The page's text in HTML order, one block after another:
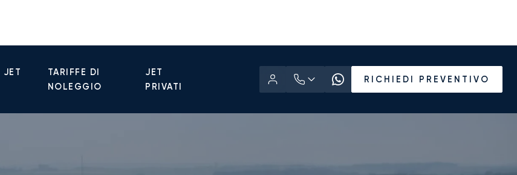
JET
TARIFFE DI
NOLEGGIO
JET
PRIVATI
RICHIEDI PREVENTIVO